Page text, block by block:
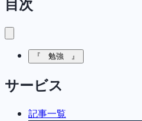
目次
『 勉強 』
サービス
記事一覧